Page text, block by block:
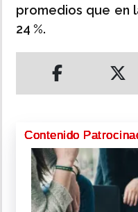
promedios que en
24 %.
Contenido